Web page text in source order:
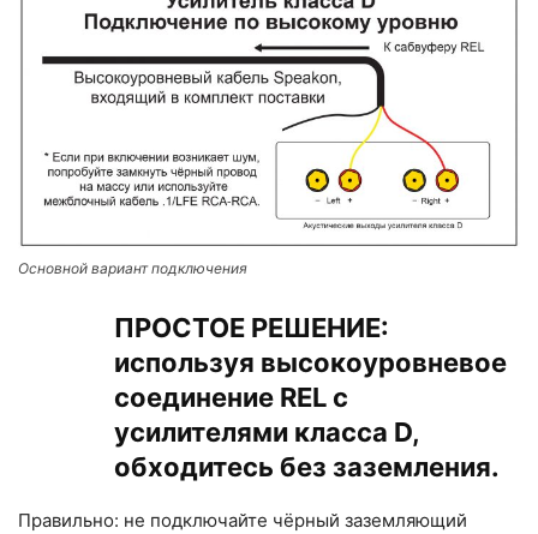
Основной вариант подключения
ПРОСТОЕ РЕШЕНИЕ:
используя высокоуровневое
соединение REL с
усилителями класса D,
обходитесь без заземления.
Правильно: не подключайте чёрный заземляющий